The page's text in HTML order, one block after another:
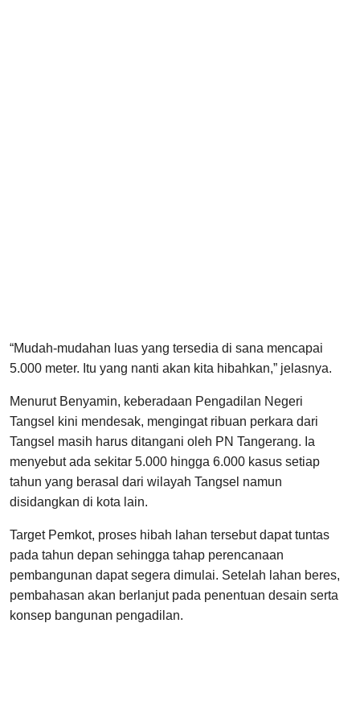
“Mudah-mudahan luas yang tersedia di sana mencapai
5.000 meter. Itu yang nanti akan kita hibahkan,” jelasnya.
Menurut Benyamin, keberadaan Pengadilan Negeri
Tangsel kini mendesak, mengingat ribuan perkara dari
Tangsel masih harus ditangani oleh PN Tangerang. Ia
menyebut ada sekitar 5.000 hingga 6.000 kasus setiap
tahun yang berasal dari wilayah Tangsel namun
disidangkan di kota lain.
Target Pemkot, proses hibah lahan tersebut dapat tuntas
pada tahun depan sehingga tahap perencanaan
pembangunan dapat segera dimulai. Setelah lahan beres,
pembahasan akan berlanjut pada penentuan desain serta
konsep bangunan pengadilan.